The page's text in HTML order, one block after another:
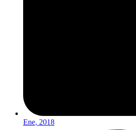
Ene, 2018